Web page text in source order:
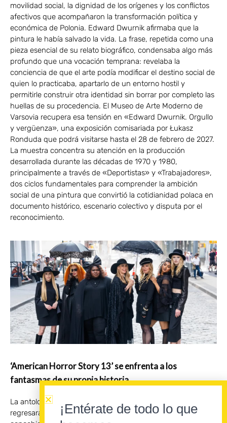
movilidad social, la dignidad de los orígenes y los conflictos
afectivos que acompañaron la transformación política y
económica de Polonia. Edward Dwurnik afirmaba que la
pintura le había salvado la vida. La frase, repetida como una
pieza esencial de su relato biográfico, condensaba algo más
profundo que una vocación temprana: revelaba la
conciencia de que el arte podía modificar el destino social de
quien lo practicaba, apartarlo de un entorno hostil y
permitirle construir otra identidad sin borrar por completo las
huellas de su procedencia. El Museo de Arte Moderno de
Varsovia recupera esa tensión en «Edward Dwurnik. Orgullo
y vergüenza», una exposición comisariada por Łukasz
Ronduda que podrá visitarse hasta el 28 de febrero de 2027.
La muestra concentra su atención en la producción
desarrollada durante las décadas de 1970 y 1980,
principalmente a través de «Deportistas» y «Trabajadores»,
dos ciclos fundamentales para comprender la ambición
social de una pintura que convirtió la cotidianidad polaca en
documento histórico, escenario colectivo y disputa por el
reconocimiento.
‘American Horror Story 13’ se enfrenta a los
fantasmas de su propia historia
La antología creada por Ryan Murphy y Brad Falchuk
regresará el 24 de septiembre con una temporada
¡Entérate de todo lo que